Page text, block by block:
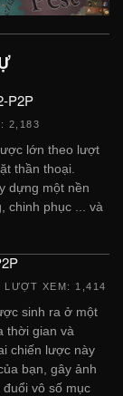
P2P
2,183
lớn theo lượt
thần thoại.
dựng một nền
chinh phục ... và
LƯỢT XEM: 1,414
sinh ra ở một
thời gian và
chiến lược này
bạn, gây ảnh
vô số mục